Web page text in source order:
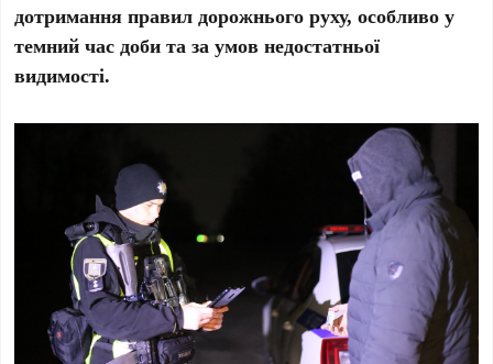
дотримання правил дорожнього руху, особливо у
темний час доби та за умов недостатньої
видимості.